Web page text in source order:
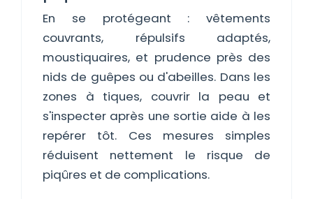
En se protégeant : vêtements
couvrants, répulsifs adaptés,
moustiquaires, et prudence près des
nids de guêpes ou d'abeilles. Dans les
zones à tiques, couvrir la peau et
s'inspecter après une sortie aide à les
repérer tôt. Ces mesures simples
réduisent nettement le risque de
piqûres et de complications.